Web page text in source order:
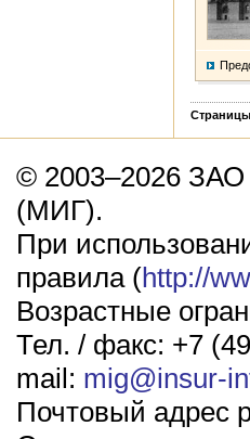
© 2003–2026 ЗАО
(МИГ).
При
правила (http://
Возрастные
Тел. / факс: +7
mail: mig@insur-
Почтовый адрес